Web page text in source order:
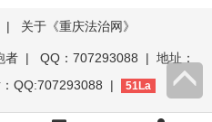
| 关于《重庆法治网》
者| QQ：707293088 | 地址：
QQ:707293088 |
51La